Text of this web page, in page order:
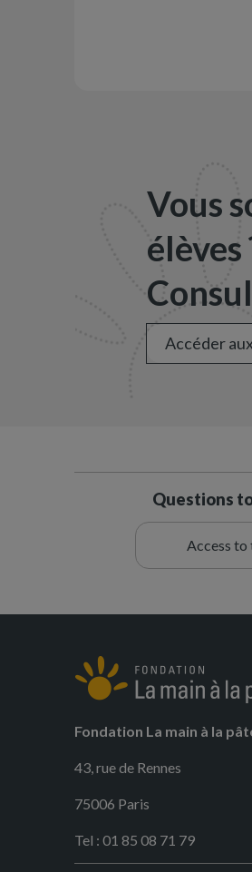
Vous
élèves
Accéder
Questions
Access to
Fondation La main à la
43, rue de Rennes
75006 Paris
Tel : 01 85 08 71 79